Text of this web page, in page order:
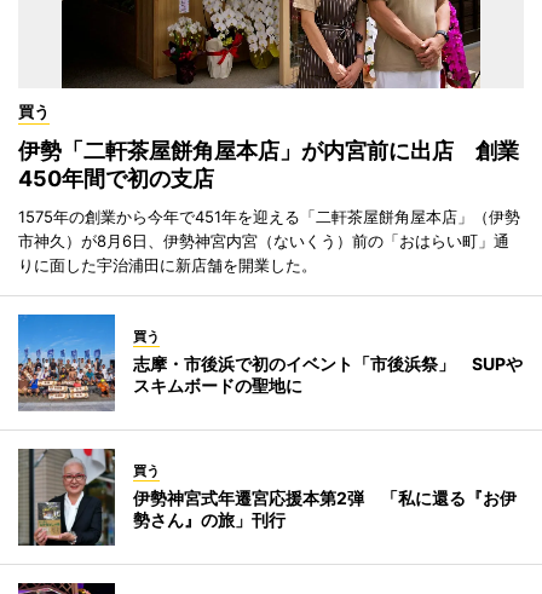
買う
伊勢「二軒茶屋餅角屋本店」が内宮前に出店 創業
450年間で初の支店
1575年の創業から今年で451年を迎える「二軒茶屋餅角屋本店」（伊勢
市神久）が8月6日、伊勢神宮内宮（ないくう）前の「おはらい町」通
りに面した宇治浦田に新店舗を開業した。
買う
志摩・市後浜で初のイベント「市後浜祭」 SUPや
スキムボードの聖地に
買う
伊勢神宮式年遷宮応援本第2弾 「私に還る『お伊
勢さん』の旅」刊行